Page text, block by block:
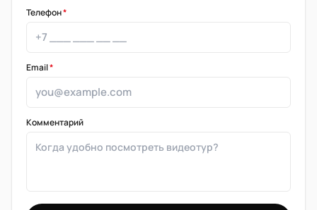
Телефон*
Email*
Комментарий